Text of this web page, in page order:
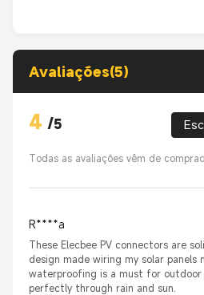
Avaliações(5)
4 /5
Todas as avaliações vêm de
R****a
These Elecbee PV connectors are
design made wiring my solar panels
waterproofing is a must for outdoor
perfectly through rain and sun.